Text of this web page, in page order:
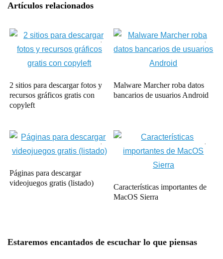
Artículos relacionados
2 sitios para descargar fotos y
recursos gráficos gratis con
copyleft
Malware Marcher roba datos
bancarios de usuarios Android
Páginas para descargar
videojuegos gratis (listado)
Características importantes de
MacOS Sierra
Estaremos encantados de escuchar lo que piensas